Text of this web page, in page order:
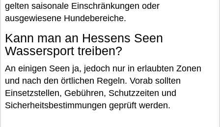
gelten saisonale Einschränkungen oder
ausgewiesene Hundebereiche.
Kann man an Hessens Seen
Wassersport treiben?
An einigen Seen ja, jedoch nur in erlaubten Zonen
und nach den örtlichen Regeln. Vorab sollten
Einsetzstellen, Gebühren, Schutzzeiten und
Sicherheitsbestimmungen geprüft werden.